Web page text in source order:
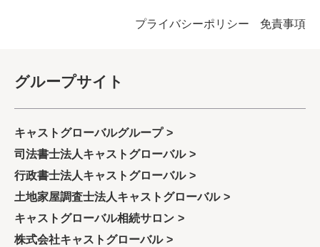
プライバシーポリシー 免責事項
グループサイト
キャストグローバルグループ
司法書士法人キャストグローバル
行政書士法人キャストグローバル
土地家屋調査士法人キャストグローバル
キャストグローバル相続サロン
株式会社キャストグローバル